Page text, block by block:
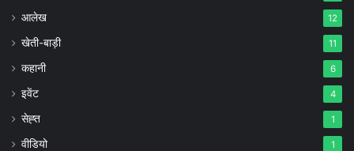
आलेख 12
खेती-बाड़ी 11
कहानी 6
इवेंट 4
सेह्त 1
वीडियो 1